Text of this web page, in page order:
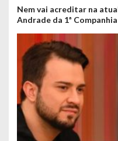
Nem vai acreditar na
Andrade da 1ª